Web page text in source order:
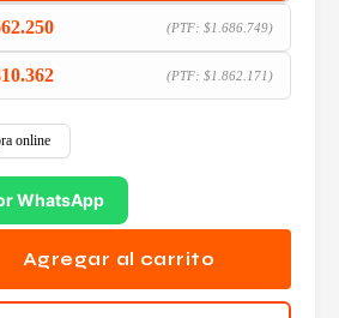
(PTF: $1.686.749)
(PTF: $1.862.171 )
online
WhatsApp
Agregar al carrito